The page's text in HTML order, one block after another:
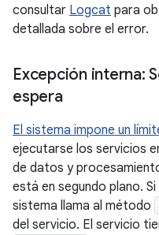
consultar Logcat para
detallada sobre el error.
Excepción interna:
espera
El sistema impone un
ejecutarse los servicios
de datos y
está en segundo plano.
sistema llama al método
del servicio. El servicio